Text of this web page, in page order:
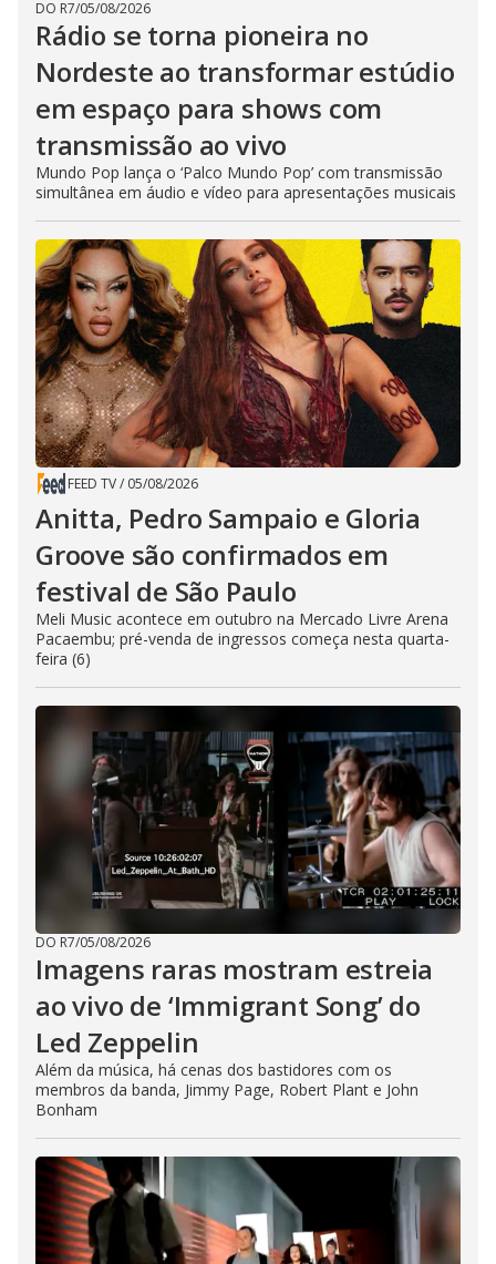
DO R7/05/08/2026
Rádio se torna pioneira no
Nordeste ao transformar estúdio
em espaço para shows com
transmissão ao vivo
Mundo Pop lança o ‘Palco Mundo Pop’ com transmissão
simultânea em áudio e vídeo para apresentações musicais
FEED TV/ 05/08/2026
Anitta, Pedro Sampaio e Gloria
Groove são confirmados em
festival de São Paulo
Meli Music acontece em outubro na Mercado Livre Arena
Pacaembu; pré-venda de ingressos começa nesta quarta-
feira (6)
DO R7/05/08/2026
Imagens raras mostram estreia
ao vivo de ‘Immigrant Song’ do
Led Zeppelin
Além da música, há cenas dos bastidores com os
membros da banda, Jimmy Page, Robert Plant e John
Bonham